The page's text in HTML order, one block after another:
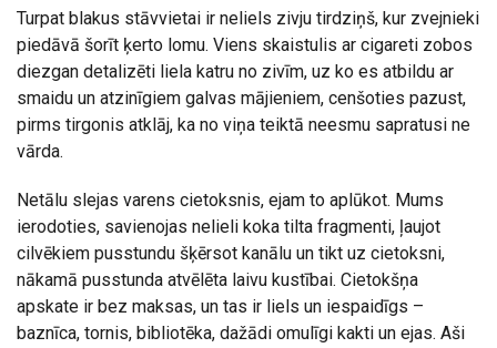
Turpat blakus stāvvietai ir neliels zivju tirdziņš, kur zvejnieki
piedāvā šorīt ķerto lomu. Viens skaistulis ar cigareti zobos
diezgan detalizēti liela katru no zivīm, uz ko es atbildu ar
smaidu un atzinīgiem galvas mājieniem, cenšoties pazust,
pirms tirgonis atklāj, ka no viņa teiktā neesmu sapratusi ne
vārda.
Netālu slejas varens cietoksnis, ejam to aplūkot. Mums
ierodoties, savienojas nelieli koka tilta fragmenti, ļaujot
cilvēkiem pusstundu šķērsot kanālu un tikt uz cietoksni,
nākamā pusstunda atvēlēta laivu kustībai. Cietokšņa
apskate ir bez maksas, un tas ir liels un iespaidīgs –
baznīca, tornis, bibliotēka, dažādi omulīgi kakti un ejas. Aši